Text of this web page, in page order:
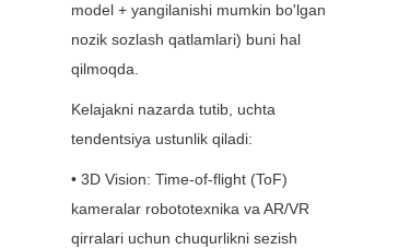
model + yangilanishi mumkin bo'lgan
nozik sozlash qatlamlari) buni hal
qilmoqda.
Kelajakni nazarda tutib, uchta
tendentsiya ustunlik qiladi:
• 3D Vision: Time-of-flight (ToF)
kameralar robototexnika va AR/VR
qirralari uchun chuqurlikni sezish